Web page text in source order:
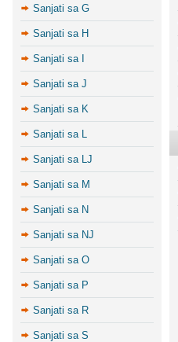
Sanjati sa G
Sanjati sa H
Sanjati sa I
Sanjati sa J
Sanjati sa K
Sanjati sa L
Sanjati sa LJ
Sanjati sa M
Sanjati sa N
Sanjati sa NJ
Sanjati sa O
Sanjati sa P
Sanjati sa R
Sanjati sa S